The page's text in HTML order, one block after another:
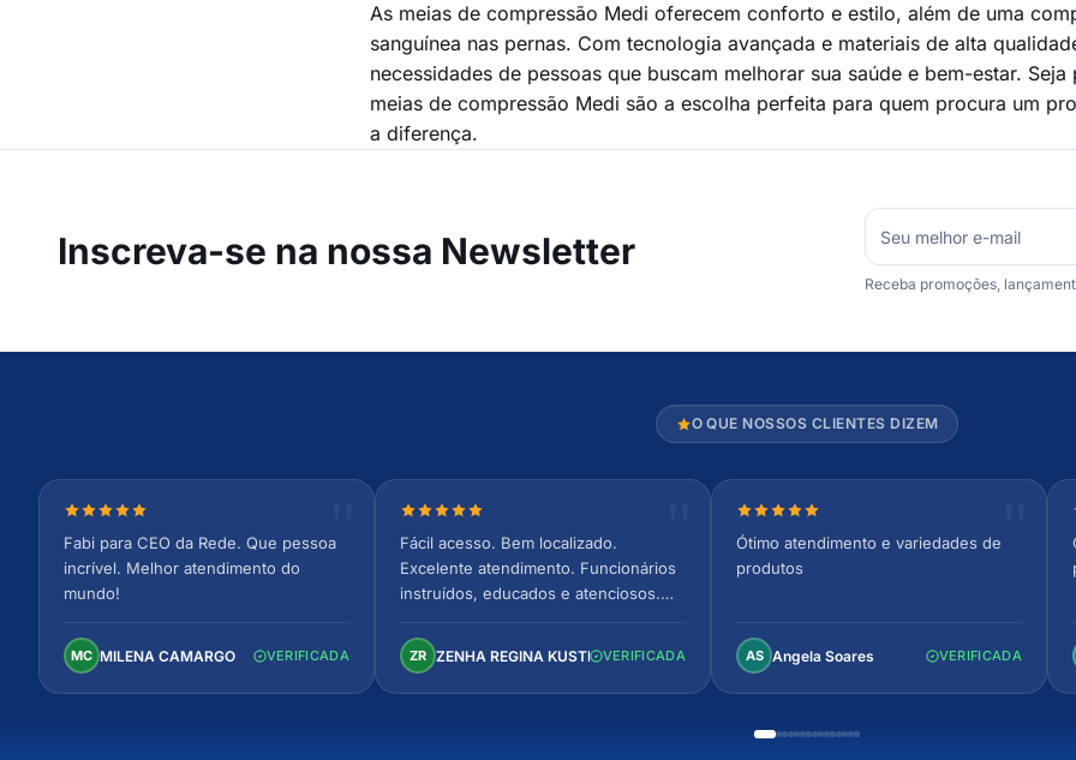
As meias de compressão Medi oferecem conforto e estilo, além de uma
sanguínea nas pernas. Com tecnologia avançada e materiais de alta
necessidades de pessoas que buscam melhorar sua saúde e bem-estar.
meias de compressão Medi são a escolha perfeita para quem procura um
a diferença.
Inscreva-se na nossa Newsletter
Receba promoções,
O QUE NOSSOS CLIENTES DIZEM
Nota 5 de 5 estrelas
Fabi para CEO da Rede. Que pessoa
incrível. Melhor atendimento do
mundo!
MC MILENA CAMARGO VERIFICADA
Nota 5 de 5 estrelas
Fácil acesso. Bem localizado.
Excelente atendimento. Funcionários
instruídos, educados e atenciosos.
confortável. Perfeito!
ZR ZENHA REGINA KUSTERVERIFICADA
Nota 5 de 5 estrelas
Ótimo atendimento e variedades de
produtos
AS Angela Soares VERIFICADA